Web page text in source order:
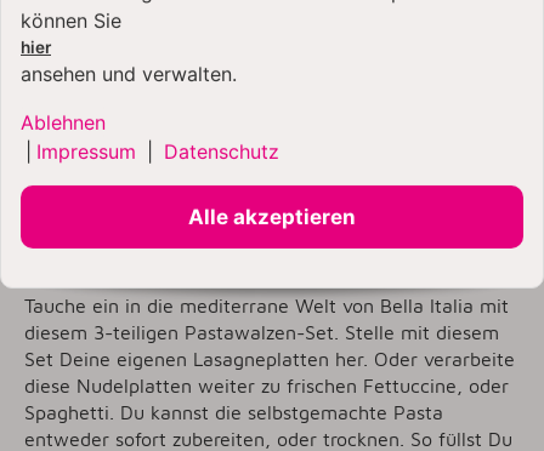
HIER IM SPARPAKET - MIT
EXTRA ZUBEHÖR:
Das 3-teilige Pastawalzen-Set
Tauche ein in die mediterrane Welt von Bella Italia mit
diesem 3-teiligen Pastawalzen-Set. Stelle mit diesem
Set Deine eigenen Lasagneplatten her. Oder verarbeite
diese Nudelplatten weiter zu frischen Fettuccine, oder
Spaghetti. Du kannst die selbstgemachte Pasta
entweder sofort zubereiten, oder trocknen. So füllst Du
können Sie
hier
ansehen und verwalten.
Ablehnen
Impressum Datenschutz
Alle akzeptieren